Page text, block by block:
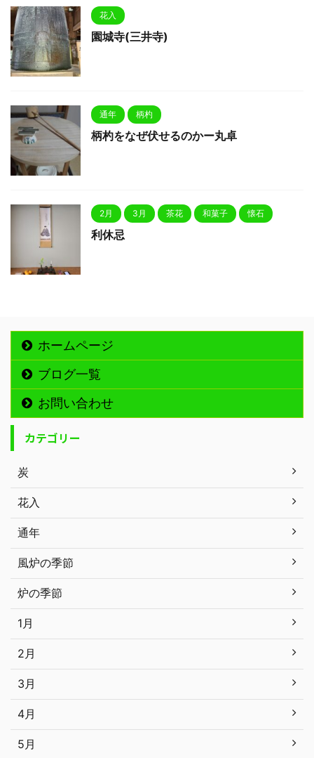
花入
園城寺(三井寺)
通年 柄杓
柄杓をなぜ伏せるのかー丸卓
2月 3月 茶花 和菓子 懐石
利休忌
ホームページ
ブログ一覧
お問い合わせ
カテゴリー
炭
花入
通年
風炉の季節
炉の季節
1月
2月
3月
4月
5月